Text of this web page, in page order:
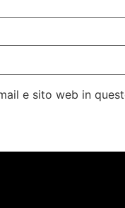
e sito web in